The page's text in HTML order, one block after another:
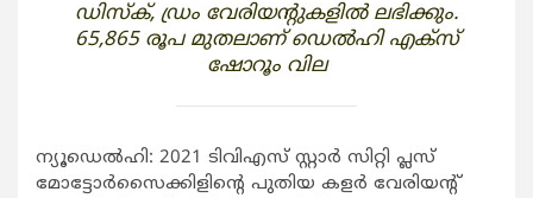
ഡിസ്‌ക്, ഡ്രം വേരിയന്റുകളില്‍ ലഭിക്കും.
65,865 രൂപ മുതലാണ് ഡെല്‍ഹി എക്‌സ്
ഷോറൂം വില
ന്യൂഡെല്‍ഹി: 2021 ടിവിഎസ് സ്റ്റാര്‍ സിറ്റി പ്ലസ്
മോട്ടോര്‍സൈക്കിളിന്റെ പുതിയ കളര്‍ വേരിയന്റ്